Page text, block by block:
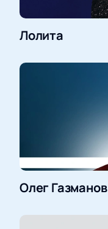
Лолита
Олег Газманов